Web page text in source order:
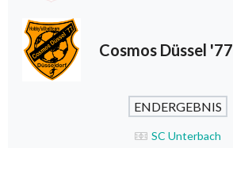
Cosmos Düssel '77
ENDERGEBNIS
SC Unterbach